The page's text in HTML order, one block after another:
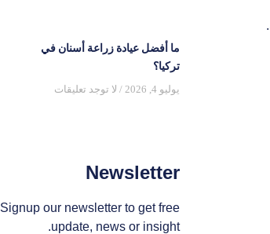
ما أفضل عيادة زراعة أسنان في
تركيا؟
يوليو 4, 2026 لا توجد تعليقات
Newsletter
Signup our newsletter to get free
update, news or insight.